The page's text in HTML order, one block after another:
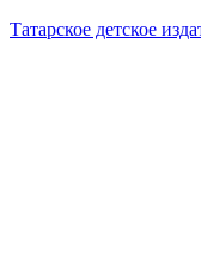
Татарское детское